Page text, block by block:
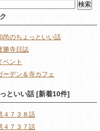
尚のちょっといい話
勝寺日誌
ベント
ーデン＆寺カフェ
といい話 [新着10件]
４７３８話
４７３７話